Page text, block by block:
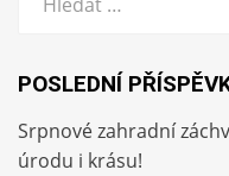
POSLEDNÍ
Srpnové zahradní
úrodu i krásu!